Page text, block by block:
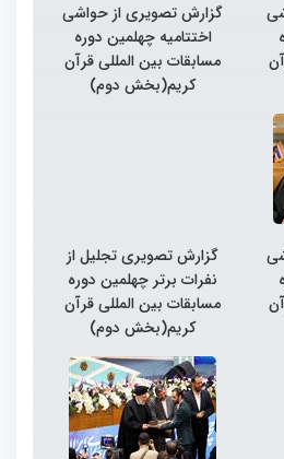
گزارش تصویری از حواشی
اختتامیه چهلمین دوره
مسابقات بین المللی قرآن
کریم(بخش دوم)
گزارش تصویری تجلیل از
نفرات برتر چهلمین دوره
مسابقات بین المللی قرآن
کریم(بخش دوم)